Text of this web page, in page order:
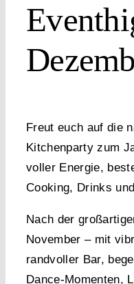
Freut euch auf die
Kitchenparty zum
voller Energie,
Cooking, Drinks
Nach der
November – mit
randvoller Bar,
Dance-Momenten,